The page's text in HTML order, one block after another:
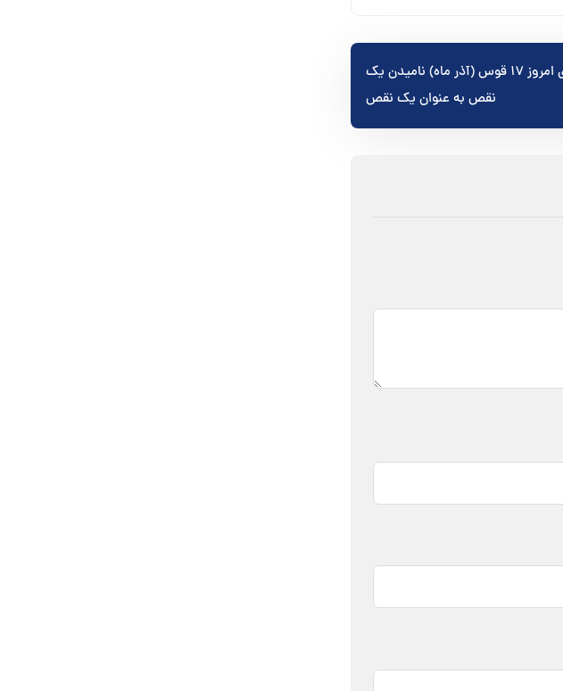
فقط برای امروز ۱۷ قوس (آذر ماه) نامیدن یک
نقص به عنوان یک نقص